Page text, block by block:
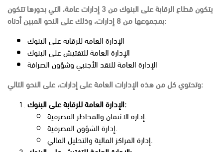
يتكون قطاع الرقابة على البنوك من 3 إدارات عامة، التي بدورها تتكون
بمجموعها من 8 إدارات، وذلك على النحو المبين أدناه:
الإدارة العامة للرقابة على البنوك
الإدارة العامة للتفتيش على البنوك
الإدارة العامة للنقد الأجنبي وشؤون الصرافة
وتحتوي كل من هذه الإدارات العامة على إدارات، على النحو التالي:
الإدارة العامة للرقابة على البنوك:
إدارة الائتمان والمخاطر المصرفية.
إدارة الشؤون المصرفية.
إدارة المراكز المالية والتحليل المالي.